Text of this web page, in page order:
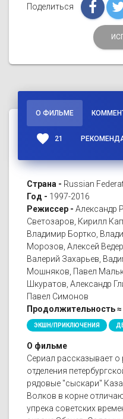
Поделиться
О ФИЛЬМЕ
favorite 21
Страна - Russian
Год - 1997-2016
Режиссер - Александр
Светозаров, Кирилл
Владимир Бортко,
Морозов, Алексей
Валерий Захарьев,
Мошняков, Павел
Шкуратов, Александр
Павел Симонов
Продолжительность ≈
ЭКШН/ПРИКЛЮЧЕНИЯ
О фильме
Сериал рассказывает о
отделения
рядовые "сыскари"
Волков в корне
упрека советских